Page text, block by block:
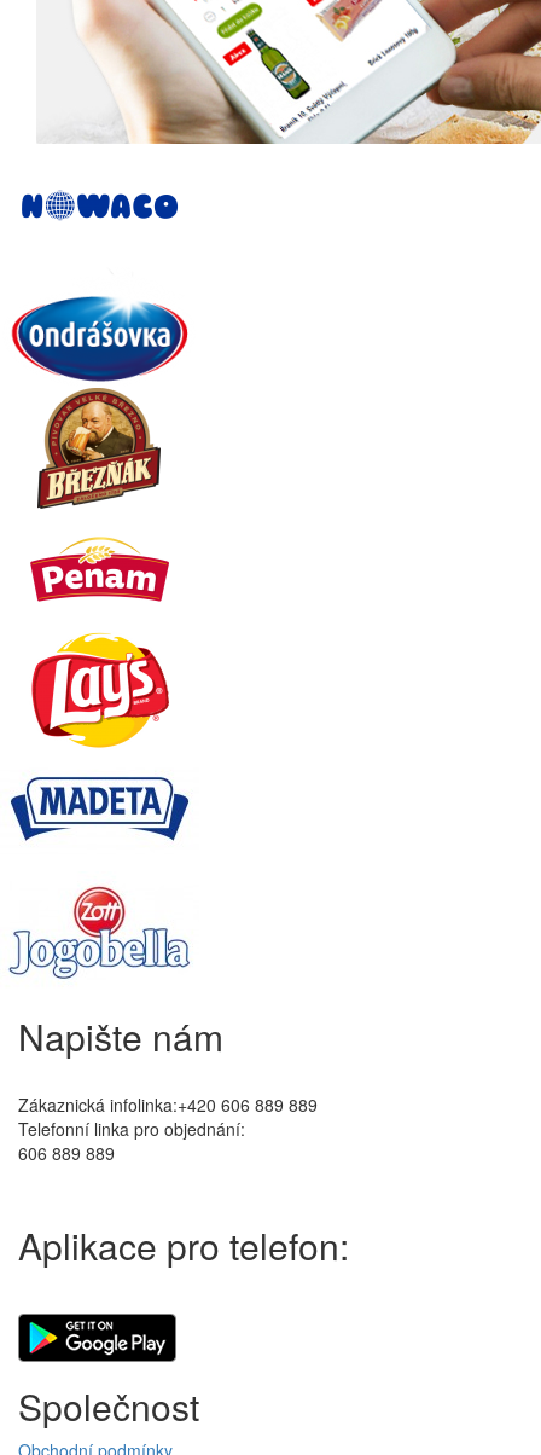
Napište nám
Zákaznická infolinka:+420 606 889 889
Telefonní linka pro objednání:
606 889 889
Aplikace pro telefon:
Společnost
Obchodní podmínky